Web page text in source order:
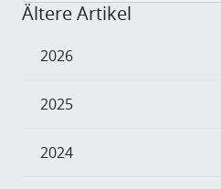
Ältere Artikel
2026
2025
2024